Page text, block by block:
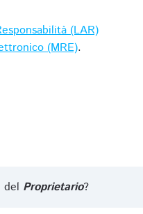
(LAR)
(MRE).
del Proprietario?